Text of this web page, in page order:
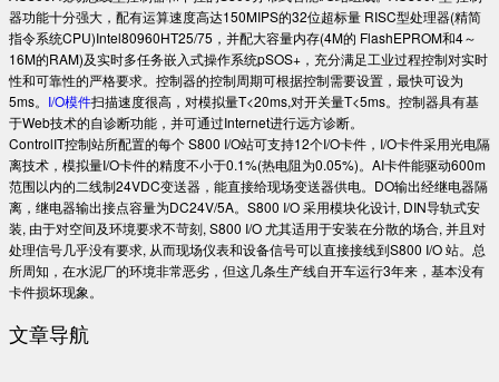
器功能十分强大，配有运算速度高达150MIPS的32位超标量 RISC型处理器(精简
指令系统CPU)Intel80960HT25/75，并配大容量内存(4M的 FlashEPROM和4～
16M的RAM)及实时多任务嵌入式操作系统pSOS+，充分满足工业过程控制对实时
性和可靠性的严格要求。控制器的控制周期可根据控制需要设置，最快可设为
5ms。 I/O模件扫描速度很高，对模拟量T<20ms,对开关量T<5ms。控制器具有基
于Web技术的自诊断功能，并可通过Internet进行远方诊断。
ControlIT控制站所配置的每个 S800 I/O站可支持12个I/O卡件，I/O卡件采用光电隔
离技术，模拟量I/O卡件的精度不小于0.1%(热电阻为0.05%)。AI卡件能驱动600m
范围以内的二线制24VDC变送器，能直接给现场变送器供电。DO输出经继电器隔
离，继电器输出接点容量为DC24V/5A。S800 I/O 采用模块化设计, DIN导轨式安
装, 由于对空间及环境要求不苛刻, S800 I/O 尤其适用于安装在分散的场合, 并且对
处理信号几乎没有要求, 从而现场仪表和设备信号可以直接接线到S800 I/O 站。总
所周知，在水泥厂的环境非常恶劣，但这几条生产线自开车运行3年来，基本没有
卡件损坏现象。
文章导航